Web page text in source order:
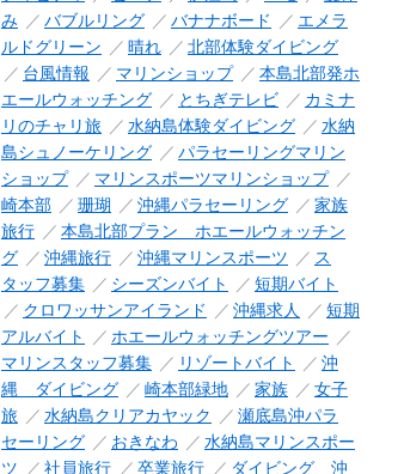
み
バブルリング バナナボード
エメラ
ルドグリーン
晴れ
北部体験ダイビング
台風情報
マリンショップ
本島北部発ホ
エールウォッチング
とちぎテレビ
カミナ
リのチャリ旅
水納島体験ダイビング
水納
島シュノーケリング
パラセーリングマリン
ショップ
マリンスポーツマリンショップ
崎本部
珊瑚 沖縄パラセーリング
家族
旅行
本島北部プラン ホエールウォッチン
グ
沖縄旅行 沖縄マリンスポーツ
ス
タッフ募集
シーズンバイト
短期バイト
クロワッサンアイランド
沖縄求人
短期
アルバイト
ホエールウォッチングツアー
マリンスタッフ募集
リゾートバイト
沖
縄 ダイビング
崎本部緑地 家族
女子
旅
水納島クリアカヤック
瀬底島沖パラ
セーリング
おきなわ
水納島マリンスポー
ツ
社員旅行 卒業旅行 ダイビング 沖